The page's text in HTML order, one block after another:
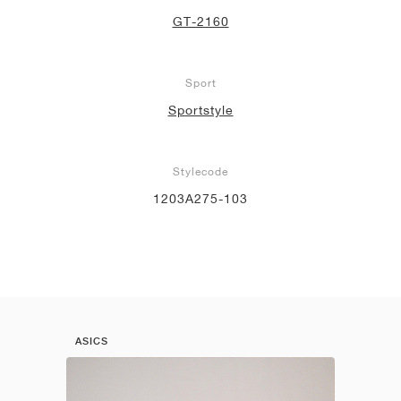
GT-2160
Sport
Sportstyle
Stylecode
1203A275-103
ASICS